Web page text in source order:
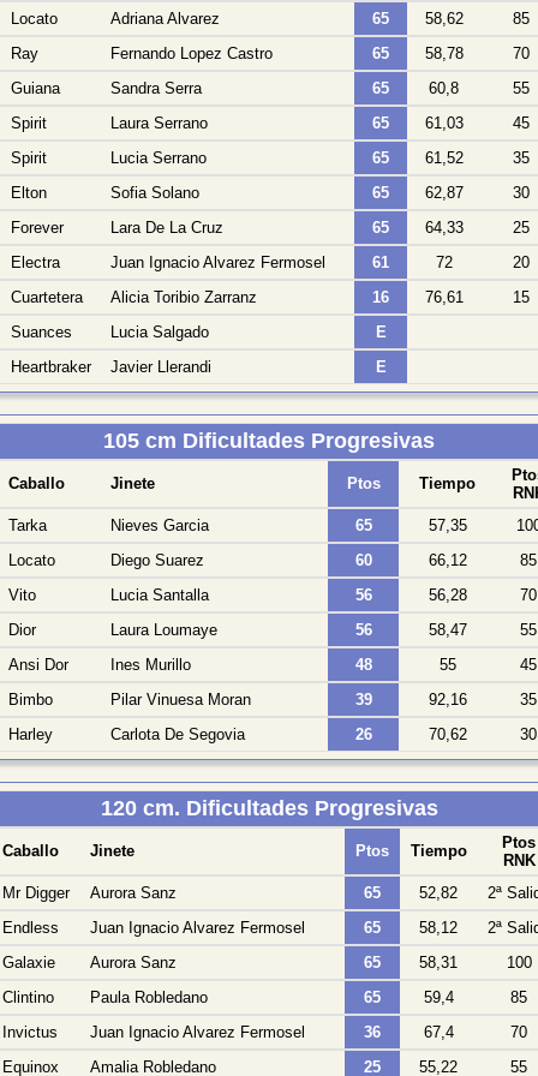
Locato Adriana Alvarez 65 58,62
85
Ray Fernando Lopez Castro 65 58,78
70
Guiana Sandra Serra 65 60,8
55
Spirit Laura Serrano 65 61,03
45
Spirit Lucia Serrano 65 61,52
35
Elton Sofia Solano 65 62,87
30
Forever Lara De La Cruz 65 64,33
25
Electra Juan Ignacio Alvarez Fermosel 61 72
20
Cuartetera Alicia Toribio Zarranz 16 76,61
15
Suances
Lucia Salgado
E
Heartbraker
Javier Llerandi E
105 cm Dificultades Progresivas
Caballo Jinete Ptos Tiempo
Tarka Nieves Garcia 65 57,35
Locato Diego Suarez 60 66,12
85
Vito Lucia Santalla 56 56,28
70
Dior Laura Loumaye 56 58,47
55
Ansi Dor Ines Murillo 48 55
45
Bimbo Pilar Vinuesa Moran 39 92,16
35
Harley Carlota De Segovia 26 70,62 30
120 cm. Dificultades Progresivas
Caballo Jinete Ptos Tiempo
Ptos
RNK
Mr Digger Aurora Sanz 65 52,82
2ª
Endless Juan Ignacio Alvarez Fermosel 65 58,12
2ª
Galaxie Aurora Sanz 65 58,31
100
Clintino Paula Robledano 65 59,4
85
Invictus Juan Ignacio Alvarez Fermosel 36 67,4
70
Equinox Amalia Robledano 25 55,22 55